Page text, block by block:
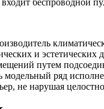
и эстетических
путем
ряд
не нарушая